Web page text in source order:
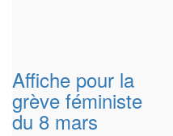
Affiche pour la
grève féministe
du 8 mars